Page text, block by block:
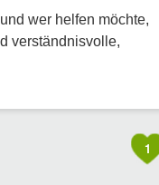
wer helfen möchte,
verständnisvolle,
1